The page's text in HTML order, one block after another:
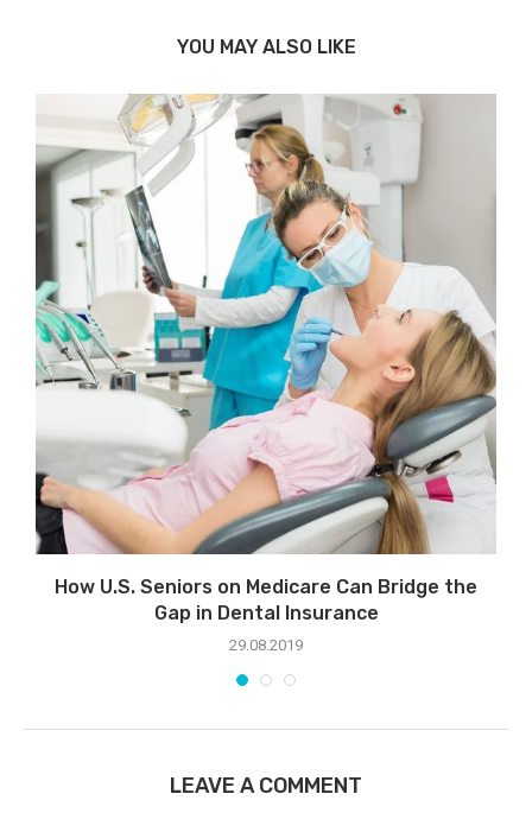
YOU MAY ALSO LIKE
How U.S. Seniors on Medicare Can Bridge the
Gap in Dental Insurance
29.08.2019
LEAVE A COMMENT